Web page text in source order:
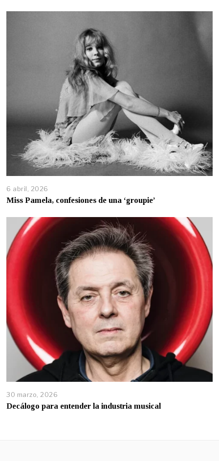
6 abril, 2026
Miss Pamela, confesiones de una ‘groupie’
30 marzo, 2026
Decálogo para entender la industria musical